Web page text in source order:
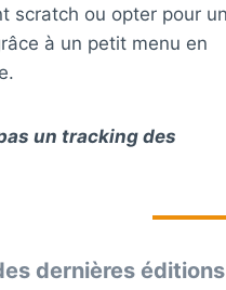
scratch ou opter pour
à un petit menu en
un tracking des
dernières éditions